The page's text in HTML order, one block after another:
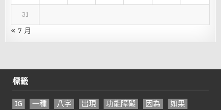
31
« 7 月
標籤
IG 一種 八字 出現 功能障礙 因為
如果